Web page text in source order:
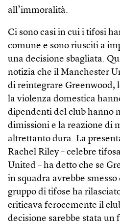
all’immoralità.
Ci sono casi in cui i tifosi
comune e sono riusciti a
una decisione sbagliata.
notizia che il Manchester
di reintegrare Greenwood,
la violenza domestica
dipendenti del club hanno
dimissioni e la reazione di
altrettanto dura. La
Rachel Riley – celebre
United – ha detto che se
in squadra avrebbe
gruppo di tifose ha
criticava ferocemente il
decisione sarebbe stata